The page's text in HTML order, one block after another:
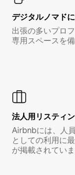
デジタルノマド⁠
出張の多いプロ
専用スペースを
法人用リスティ
Airbnbには、人
としての利用に
が掲載されていま